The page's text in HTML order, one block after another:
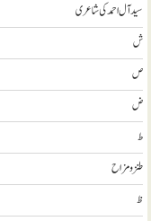
سيد آل احمد کی شاعری
ش
ص
ض
ط
طنز و مزاح
ظ